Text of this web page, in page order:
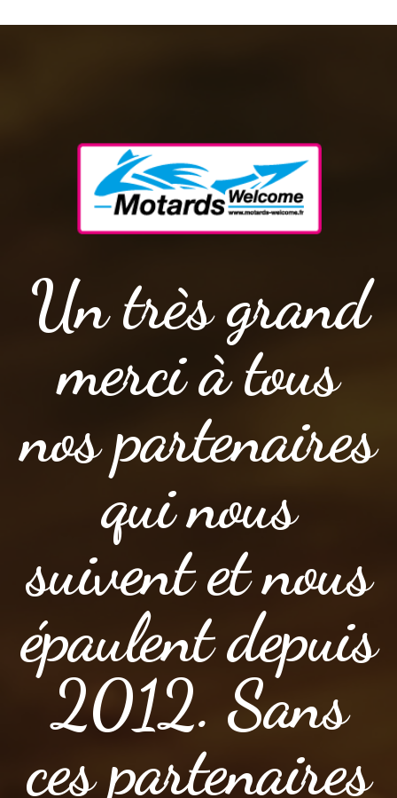
Un très grand
merci à tous
nos partenaires
qui nous
suivent et nous
épaulent depuis
2012. Sans
ces partenaires